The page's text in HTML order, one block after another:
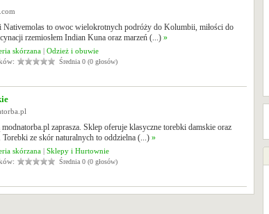
Nativemolas to owoc wielokrotnych podróży do Kolumbii, miłości do
rzemiosłem Indian Kuna oraz marzeń (...) »
skórzana | Odzież i obuwie
Średnia 0 (0 głosów)
zaprasza. Sklep oferuje klasyczne torebki damskie oraz
ze skór naturalnych to oddzielna (...) »
skórzana | Sklepy i Hurtownie
Średnia 0 (0 głosów)